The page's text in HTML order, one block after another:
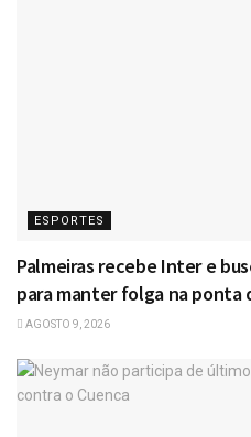
ESPORTES
Palmeiras recebe Inter e
para manter folga na ponta
AGOSTO 9, 2026